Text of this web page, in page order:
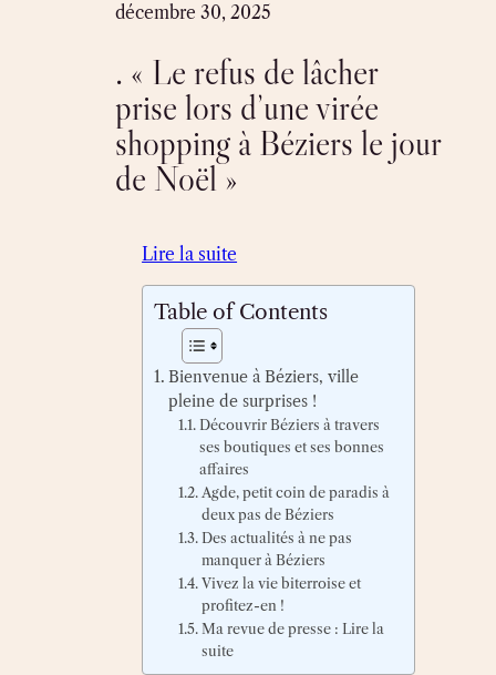
décembre 30, 2025
. « Le refus de lâcher
prise lors d’une virée
shopping à Béziers le jour
de Noël »
Lire la suite
Table of Contents
Bienvenue à Béziers, ville
pleine de surprises !
Découvrir Béziers à travers
ses boutiques et ses bonnes
affaires
Agde, petit coin de paradis à
deux pas de Béziers
Des actualités à ne pas
manquer à Béziers
Vivez la vie biterroise et
profitez-en !
Ma revue de presse : Lire la
suite